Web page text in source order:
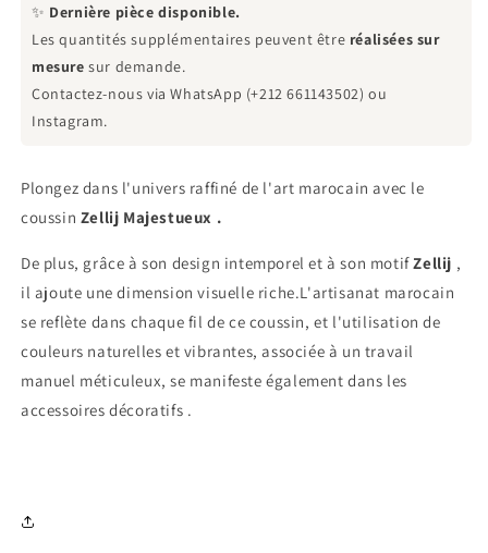
✨ Dernière pièce disponible.
Les quantités supplémentaires peuvent être réalisées sur
mesure sur demande.
Contactez-nous via WhatsApp (+212 661143502) ou
Instagram.
Plongez dans l'univers raffiné de l'art marocain avec le
coussin Zellij Majestueux .
De plus, grâce à son design intemporel et à son motifZellij ,
il ajoute une dimension visuelle riche.L'artisanat marocain
se reflète dans chaque fil de ce coussin, et l'utilisation de
couleurs naturelles et vibrantes, associée à un travail
manuel méticuleux, se manifeste également dans les
accessoires décoratifs .